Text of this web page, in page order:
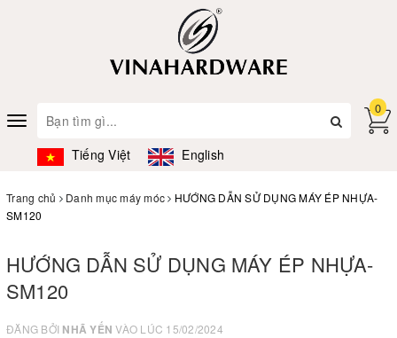
Toggle
navigation
Tiếng Việt English
0
Trang chủ Danh mục máy móc
HƯỚNG DẪN SỬ DỤNG MÁY ÉP NHỰA-
SM120
HƯỚNG DẪN SỬ DỤNG MÁY ÉP NHỰA-
SM120
ĐĂNG BỞI NHÃ YẾN VÀO LÚC 15/02/2024